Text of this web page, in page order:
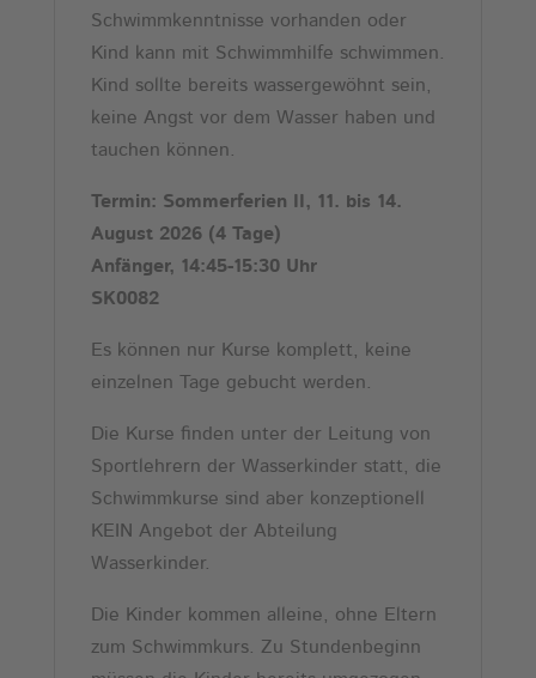
Schwimmkenntnisse vorhanden oder
Kind kann mit Schwimmhilfe schwimmen.
Kind sollte bereits wassergewöhnt sein,
keine Angst vor dem Wasser haben und
tauchen können.
Termin: Sommerferien II, 11. bis 14.
August 2026(4 Tage)
Anfänger, 14:45-15:30 Uhr
SK0082
Es können nur Kurse komplett, keine
einzelnen Tage gebucht werden.
Die Kurse finden unter der Leitung von
Sportlehrern der Wasserkinder statt, die
Schwimmkurse sind aber konzeptionell
KEIN Angebot der Abteilung
Wasserkinder.
Die Kinder kommen alleine, ohne Eltern
zum Schwimmkurs. Zu Stundenbeginn